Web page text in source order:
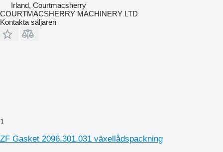
Irland, Courtmacsherry
COURTMACSHERRY MACHINERY LTD
Kontakta säljaren
1
ZF Gasket 2096.301.031 växellådspackning